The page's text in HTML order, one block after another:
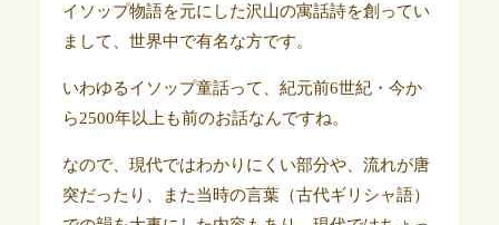
イソップ物語を元にした沢山の寓話詩を創ってい
まして、世界中で有名な方です。
いわゆるイソップ童話って、紀元前6世紀・今か
ら2500年以上も前のお話なんですね。
なので、現代ではわかりにくい部分や、流れが唐
突だったり、また当時の言葉（古代ギリシャ語）